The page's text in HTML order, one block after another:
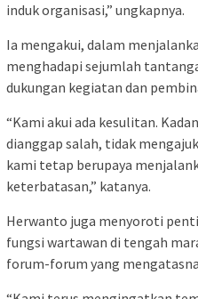
induk organisasi,” ungkapnya.
Ia mengakui, dalam
menghadapi sejumlah
dukungan kegiatan dan
“Kami akui ada kesulitan.
dianggap salah, tidak
kami tetap berupaya
keterbatasan,” katanya.
Herwanto juga menyoroti
fungsi wartawan di tengah
forum-forum yang